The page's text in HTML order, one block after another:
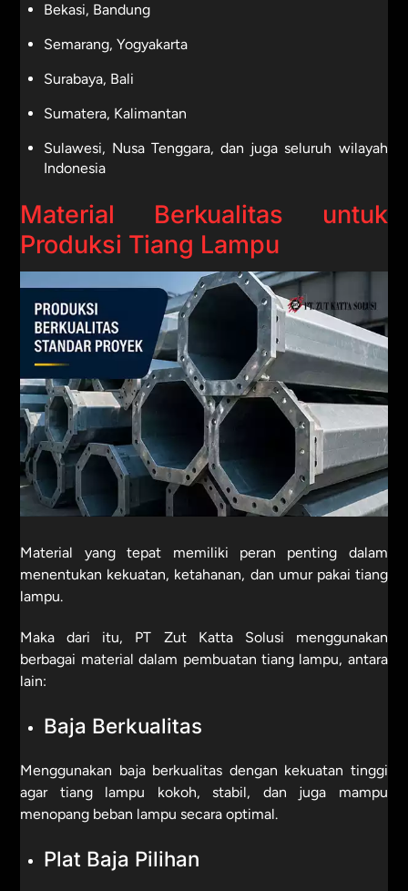
Bekasi, Bandung
Semarang, Yogyakarta
Surabaya, Bali
Sumatera, Kalimantan
Sulawesi, Nusa Tenggara, dan juga seluruh wilayah
Indonesia
Material Berkualitas untuk
Produksi Tiang Lampu
Material yang tepat memiliki peran penting dalam
menentukan kekuatan, ketahanan, dan umur pakai tiang
lampu.
Maka dari itu, PT Zut Katta Solusi menggunakan
berbagai material dalam pembuatan tiang lampu, antara
lain:
Baja Berkualitas
Menggunakan baja berkualitas dengan kekuatan tinggi
agar tiang lampu kokoh, stabil, dan juga mampu
menopang beban lampu secara optimal.
Plat Baja Pilihan